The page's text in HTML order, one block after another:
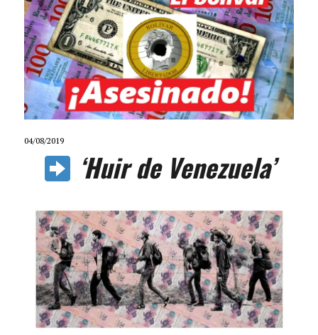
04/08/2019
‘Huir de Venezuela’